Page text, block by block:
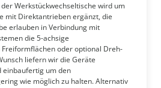
Werkstückwechseltische wird um
mit Direktantrieben ergänzt, die
erlauben in Verbindung mit
die 5-achsige
oder optional Dreh-
liefern wir die Geräte
um den
wie möglich zu halten. Alternativ